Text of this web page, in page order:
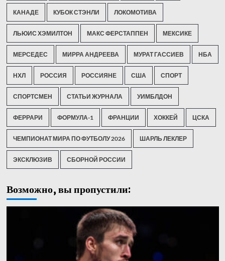
КАНАДЕ КУБОК СТЭНЛИ ЛОКОМОТИВА
ЛЬЮИС ХЭМИЛТОН МАКС ФЕРСТАППЕН МЕКСИКЕ
МЕРСЕДЕС МИРРА АНДРЕЕВА МУРАТ ГАССИЕВ НБА
НХЛ РОССИЯ РОССИЯНЕ США СПОРТ
СПОРТСМЕН СТАТЬИ ЖУРНАЛА УИМБЛДОН
ФЕРРАРИ ФОРМУЛА-1 ФРАНЦИИ ХОККЕЙ ЦСКА
ЧЕМПИОНАТ МИРА ПО ФУТБОЛУ 2026 ШАРЛЬ ЛЕКЛЕР
ЭКСКЛЮЗИВ СБОРНОЙ РОССИИ
Возможно, вы пропустили: